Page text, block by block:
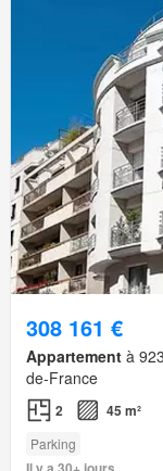
308 161 €
Appartement à
de-France
2 45 m²
Parking